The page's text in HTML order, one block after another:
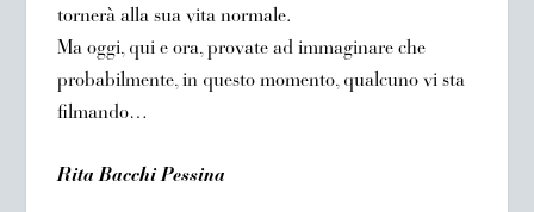
tornerà alla sua vita normale.
Ma oggi, qui e ora, provate ad immaginare che
probabilmente, in questo momento, qualcuno vi sta
filmando…
Rita Bacchi Pessina